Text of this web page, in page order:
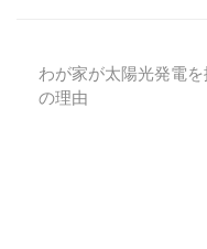
わが家が太陽光発電
の理由